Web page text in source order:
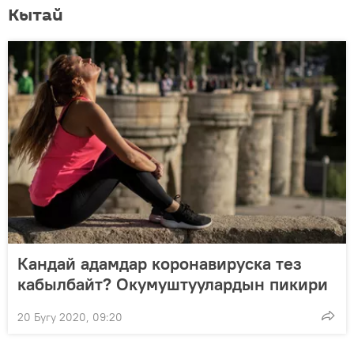
Кытай
Кандай адамдар коронавируска тез
кабылбайт? Окумуштуулардын пикири
20 Бугу 2020, 09:20